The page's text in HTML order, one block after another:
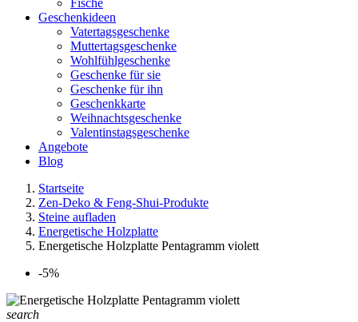
Fische
Geschenkideen
Vatertagsgeschenke
Muttertagsgeschenke
Wohlfühlgeschenke
Geschenke für sie
Geschenke für ihn
Geschenkkarte
Weihnachtsgeschenke
Valentinstagsgeschenke
Angebote
Blog
Startseite
Zen-Deko & Feng-Shui-Produkte
Steine aufladen
Energetische Holzplatte
Energetische Holzplatte Pentagramm violett
-5%
search